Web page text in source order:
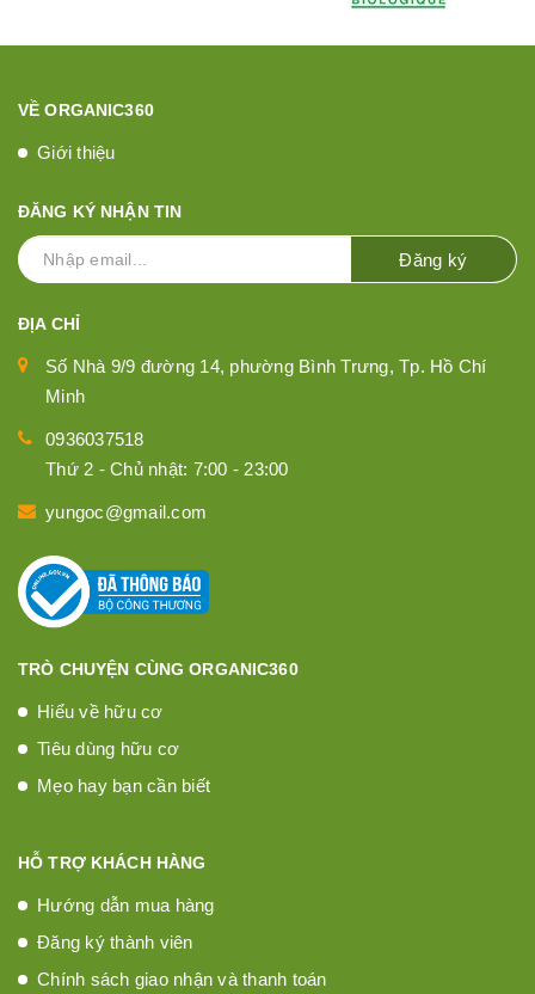
VỀ ORGANIC360
Giới thiệu
ĐĂNG KÝ NHẬN TIN
Đăng ký
ĐỊA CHỈ
Số Nhà 9/9 đường 14, phường Bình Trưng, Tp. Hồ Chí
Minh
0936037518
Thứ 2 - Chủ nhật: 7:00 - 23:00
yungoc@gmail.com
TRÒ CHUYỆN CÙNG ORGANIC360
Hiểu về hữu cơ
Tiêu dùng hữu cơ
Mẹo hay bạn cần biết
HỖ TRỢ KHÁCH HÀNG
Hướng dẫn mua hàng
Đăng ký thành viên
Chính sách giao nhận và thanh toán